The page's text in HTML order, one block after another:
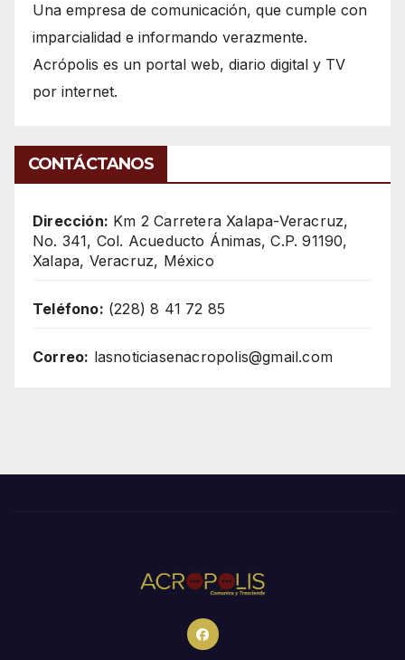
Una empresa de comunicación, que cumple con
imparcialidad e informando verazmente.
Acrópolis es un portal web, diario digital y TV
por internet.
CONTÁCTANOS
Dirección: Km 2 Carretera Xalapa-Veracruz,
No. 341, Col. Acueducto Ánimas, C.P. 91190,
Xalapa, Veracruz, México
Teléfono: (228) 8 41 72 85
Correo: lasnoticiasenacropolis@gmail.com